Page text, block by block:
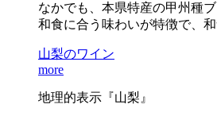
なかでも、本県特産の甲州種
和食に合う味わいが特徴で、
山梨のワイン
more
地理的表示『山梨』